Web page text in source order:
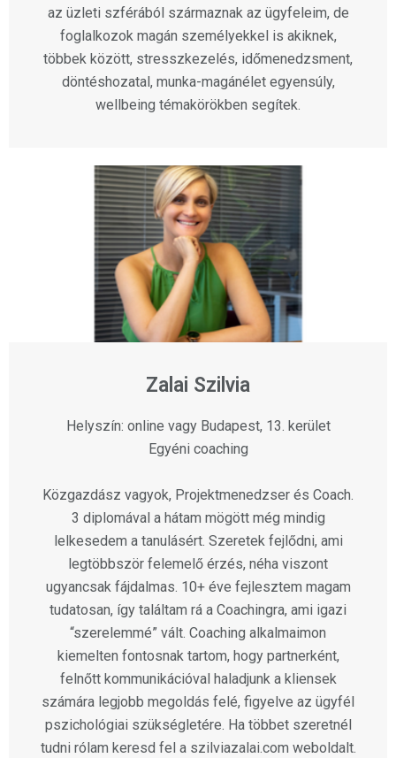
az üzleti szférából származnak az ügyfeleim, de
foglalkozok magán személyekkel is akiknek,
többek között, stresszkezelés, időmenedzsment,
döntéshozatal, munka-magánélet egyensúly,
wellbeing témakörökben segítek.
Zalai Szilvia
Helyszín: online vagy Budapest, 13. kerület
Egyéni coaching
Közgazdász vagyok, Projektmenedzser és Coach.
3 diplomával a hátam mögött még mindig
lelkesedem a tanulásért. Szeretek fejlődni, ami
legtöbbször felemelő érzés, néha viszont
ugyancsak fájdalmas. 10+ éve fejlesztem magam
tudatosan, így találtam rá a Coachingra, ami igazi
“szerelemmé” vált. Coaching alkalmaimon
kiemelten fontosnak tartom, hogy partnerként,
felnőtt kommunikációval haladjunk a kliensek
számára legjobb megoldás felé, figyelve az ügyfél
pszichológiai szükségletére. Ha többet szeretnél
tudni rólam keresd fel a szilviazalai.com weboldalt.